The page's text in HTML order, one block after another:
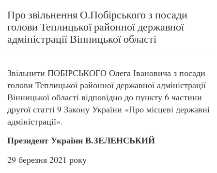
Про звільнення О.Побірського з посади
голови Теплицької районної державної
адміністрації Вінницької області
Звільнити ПОБІРСЬКОГО Олега Івановича з посади
голови Теплицької районної державної адміністрації
Вінницької області відповідно до пункту 6 частини
другої статті 9 Закону України «Про місцеві державні
адміністрації».
Президент України В.ЗЕЛЕНСЬКИЙ
29 березня 2021 року